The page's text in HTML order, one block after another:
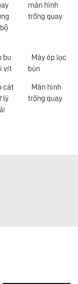
màn hình
trống quay
bu
vít
Máy ép lọc
bùn
cát
lý
Màn hình
trống quay